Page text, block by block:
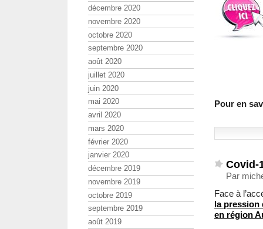
Pour en
Covid-
Par
Face à
la pression
en région
décembre 2020
novembre 2020
octobre 2020
septembre 2020
août 2020
juillet 2020
juin 2020
mai 2020
avril 2020
mars 2020
février 2020
janvier 2020
décembre 2019
novembre 2019
octobre 2019
septembre 2019
août 2019